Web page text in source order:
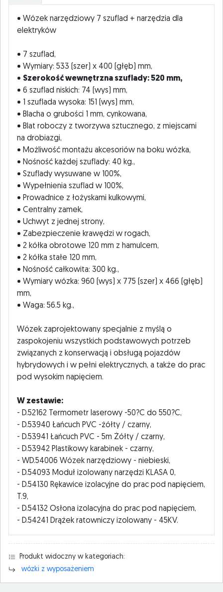
• Wózek narzędziowy 7 szuflad + narzędzia dla
elektryków
• 7 szuflad,
• Wymiary: 533 (szer) x 400 (głęb) mm,
• Szerokość wewnętrzna szuflady: 520 mm,
• 6 szuflad niskich: 74 (wys) mm,
• 1 szuflada wysoka: 151 (wys) mm,
• Blacha o grubości 1 mm, cynkowana,
• Blat roboczy z tworzywa sztucznego, z miejscami
na drobiazgi,
• Możliwość montażu akcesoriów na boku wózka,
• Nośność każdej szuflady: 40 kg.,
• Szuflady wysuwane w 100%,
• Wypełnienia szuflad w 100%,
• Prowadnice z łożyskami kulkowymi,
• Centralny zamek,
• Uchwyt z jednej strony,
• Zabezpieczenie krawędzi w rogach,
• 2 kółka obrotowe 120 mm z hamulcem,
• 2 kółka stałe 120 mm,
• Nośność całkowita: 300 kg.,
• Wymiary wózka: 960 (wys) x 775 (szer) x 466 (głęb)
mm,
• Waga: 56.5 kg.,
Wózek zaprojektowany specjalnie z myślą o
zaspokojeniu wszystkich podstawowych potrzeb
związanych z konserwacją i obsługą pojazdów
hybrydowych i w pełni elektrycznych, a także do prac
pod wysokim napięciem.
W zestawie:
- D.52162 Termometr laserowy -50?C do 550?C,
- D.53940 Łańcuch PVC -żółty / czarny,
- D.53941 Łańcuch PVC - 5m Żółty / czarny,
- D.53942 Plastikowy karabinek - czarny,
- WD.54006 Wózek narzędziowy - niebieski,
- D.54093 Moduł izolowany narzędzi KLASA 0,
- D.54130 Rękawice izolacyjne do prac pod napięciem,
T.9,
- D.54132 Osłona izolacyjna do prac pod napięciem,
- D.54241 Drążek ratowniczy izolowany - 45KV.
Produkt widoczny w kategoriach:
wózki z wyposażeniem